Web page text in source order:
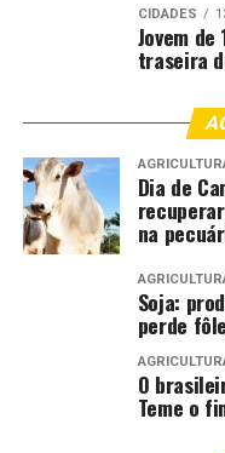
etapa. “É uma
sendo realizado. A
muito feliz e agora é
Com a continuidade
Prefeitura reforça o
desenvolvimento
garantindo que mais
moradia regularizada
organizada e com
CIDADES
Jovem
traseira
Dia de
na
Soja:
perde
O
Teme o